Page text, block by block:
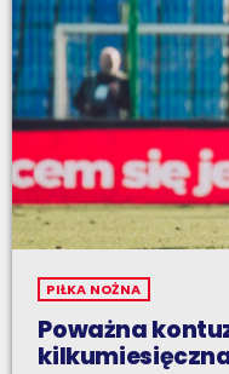
PIŁKA NOŻNA
Poważna